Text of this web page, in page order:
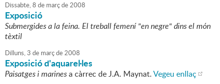
Dissabte,8 de marçde2008
Exposició
Submergides a la feina. El treball femení "en negre" dins el món
tèxtil
Dilluns,3 de marçde2008
Exposició d'aquarel·les
Paisatges i marinesa càrrec de J.A. Maynat.Vegeu enllaç